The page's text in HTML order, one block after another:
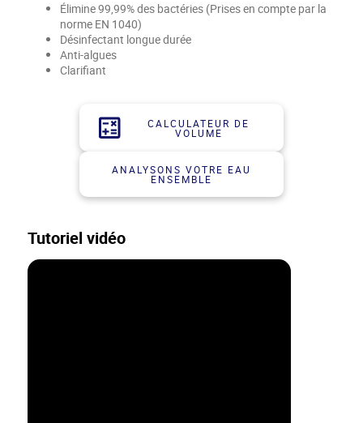
Élimine 99,99% des bactéries (Prises en compte par la
norme EN 1040)
Désinfectant longue durée
Anti-algues
Clarifiant
CALCULATEUR DE
VOLUME
ANALYSONS VOTRE EAU
ENSEMBLE
Tutoriel vidéo